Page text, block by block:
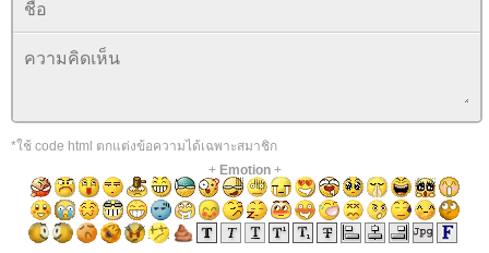
*ใช้ code html ตกแต่งข้อความได้เฉพาะสมาชิก
+ Emotion+